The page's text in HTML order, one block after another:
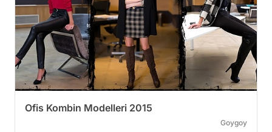
Ofis Kombin Modelleri 2015
Goygoy